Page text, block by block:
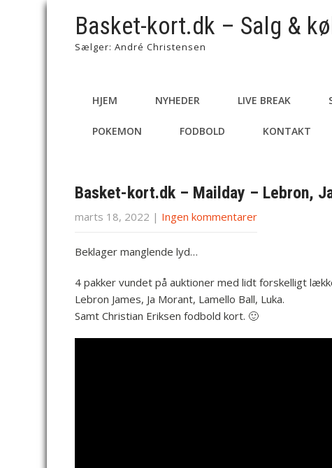
Basket-kort.dk – Salg &
Sælger: André Christensen
HJEM NYHEDER LIVE BREAK
POKEMON FODBOLD KONTAKT
Basket-kort.dk – Mailday – Lebron,
marts 18, 2022 | Ingen kommentarer
Beklager manglende lyd…
4 pakker vundet på auktioner med lidt forskelligt
Lebron James, Ja Morant, Lamello Ball, Luka.
Samt Christian Eriksen fodbold kort. 🙂